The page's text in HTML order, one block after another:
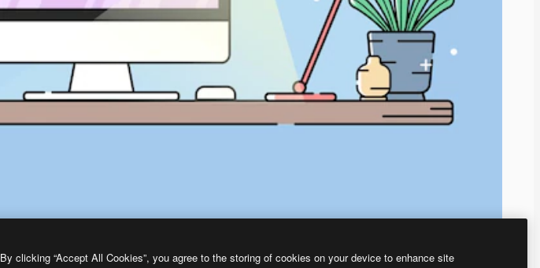
By clicking “Accept All Cookies”, you agree to the storing of cookies on your device to enhance site